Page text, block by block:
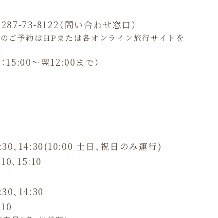
73-8122（問い合わせ窓口）
ご予約はHPまたは各オンライン旅行サイトを
15:00～翌12:00まで）
、14:30(10:00 土日、祝日のみ運行)
、15:10
、14:30